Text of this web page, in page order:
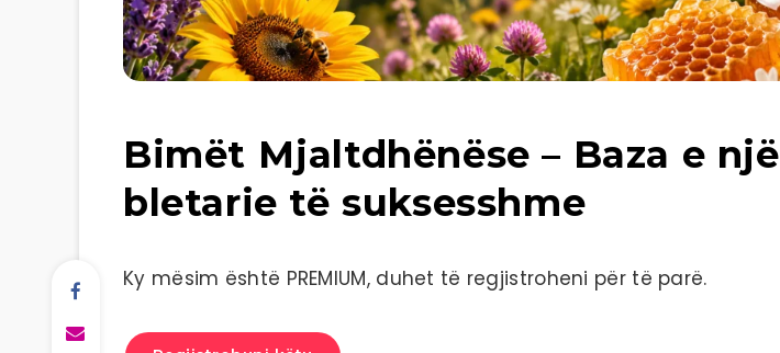
Bimët Mjaltdhënëse – Baza e një
bletarie të suksesshme
Ky mësim është PREMIUM, duhet të regjistroheni për të parë.